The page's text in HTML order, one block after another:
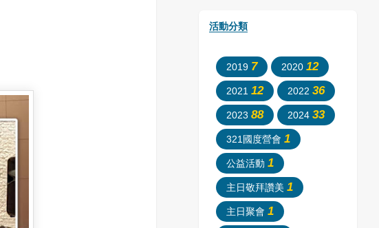
活動分類
2019 7 2020 12
2021 12 2022 36
2023 88 2024 33
321國度營會 1
公益活動 1
主日敬拜讚美 1
主日聚會 1